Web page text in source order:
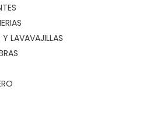
Y LAVAVAJILLAS